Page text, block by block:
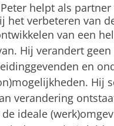
helpt als partner
het verbeteren van
van een
Hij verandert
en
Hij
verandering
ideale